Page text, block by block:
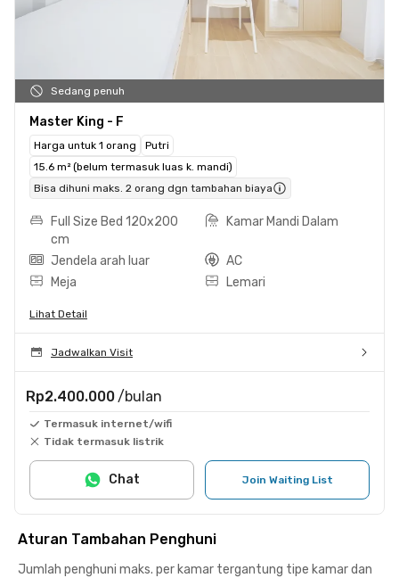
Sedang penuh
Master King - F
Harga untuk 1 orang
Putri
15.6 m² (belum termasuk luas k. mandi)
Bisa dihuni maks. 2 orang dgn tambahan biaya
Full Size Bed 120x200
cm
Kamar Mandi Dalam
Jendela arah luar
AC
Meja
Lemari
Lihat Detail
Jadwalkan Visit
Rp2.400.000 /bulan
Termasuk internet/wifi
Tidak termasuk listrik
Join Waiting List
Chat
Aturan Tambahan Penghuni
Jumlah penghuni maks. per kamar tergantung tipe kamar dan